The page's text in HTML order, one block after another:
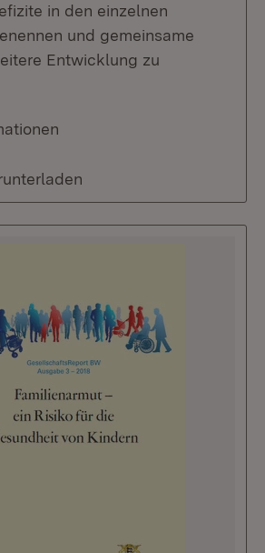
in den einzelnen
und gemeinsame
Entwicklung zu